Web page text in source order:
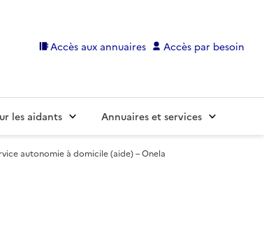
Accès aux annuaires Accès par besoin
les aidants Annuaires et services
autonomie à domicile (aide) – Onela